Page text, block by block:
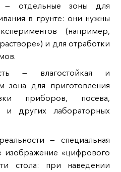
— отдельные зоны для
в грунте: они нужны
(например,
и для отработки
— влагостойкая и
зона для приготовления
приборов, посева,
и других лабораторных
— специальная
изображение «цифрового
стола: при наведении